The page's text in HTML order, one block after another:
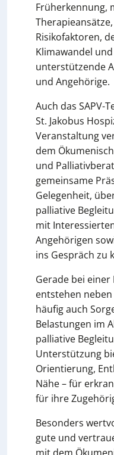
Früherkennung,
Risikofaktoren,
Klimawandel
unterstützende
und Angehörige.
Auch das SAPV-
St. Jakobus
Veranstaltung
dem
und
gemeinsame
Gelegenheit,
palliative
mit
Angehörigen
ins Gespräch zu
Gerade bei
entstehen
häufig auch
Belastungen im
palliative
Unterstützung
Orientierung,
Nähe – für
für ihre
Besonders
gute und